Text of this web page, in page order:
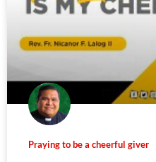
Praying to be a cheerful giver